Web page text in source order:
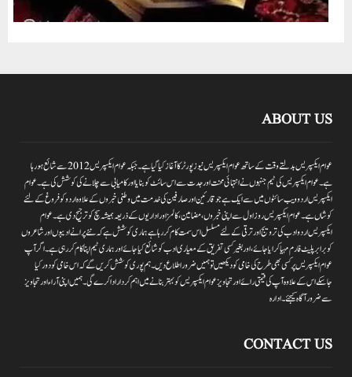
ABOUT US
عوام ایکسپریس بدلتے وقت کے ساتھ عوام ایکسپریس نیوز پورٹر کا آغاز کیا گیا ہے۔جبکہ عوام ایکسپریس 2012سے شائع ہورہا
ہے۔ عوام ایکسپریس کی ٹیم جنہوں نے انتہائی محنت اور جدت سے اس سائٹ کو بنایا اور کامیابی سے چلانے کی کوشش کی ہے۔عوام
ایکسپریس اردو ویب سائٹوں میں سے ایک ہے جو قارئین اور صارفین کی خدمت میں وطنی خبروں کے علاوہ اردو کو فروغ کے لئے
کوشاں ہے۔عوام ایکسپریس روز اول سے اپنی خبروں ،مضامین ،کالمز اور اداریوں کے ذریعہ ہمیشہ سچ کو ترجیح دی ہے۔عوام
ایکسپریس اردو ادب کی ترویج اور ترقی کے لئے مسلسل اس سمت کام کر رہا ہے ہماری کوشش ہے کہ نئے پرانے ادیبوں اور شاعروں
کو برابر پلیٹ فارم مہیا کرایا جائے،اور بغیر کسی تفریق کے معیاری ادب کو شائع کیا جائے اور ہماری ٹیم اپنا کام کر رہی ہے۔اگر آپ
عوام ایکسپریس پر کسی بھی طرح کی خامی کو دیکھیں تو ہمیں ضرور اطلاع دیں۔ہم پوری کوشش کریں گے کہ اس خامی کو دور کیا
جاسکے اس کے علاوہ آپ کی قیمتی رائے اور تجاویز عوام ایکسپریس کو بہتر بنانے میں اہم کردار اداکرے گی۔ہمیں اپنی آراءاور تجاویز
سے ضرور آگاہ کیجئے۔ ادارہ
CONTACT US